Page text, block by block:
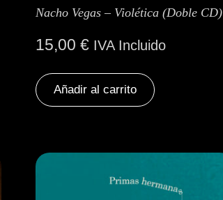
Nacho Vegas – Violética (Doble CD)
15,00 € IVA Incluido
Añadir al carrito